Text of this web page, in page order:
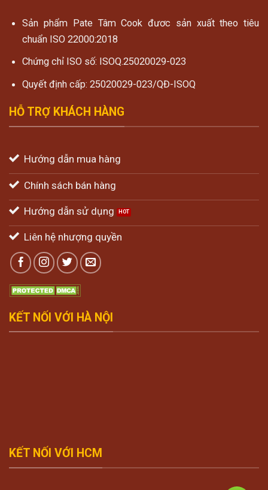
Sản phẩm Pate Tâm Cook đươc sản xuất theo tiêu
chuẩn ISO 22000:2018
Chứng chỉ ISO số: ISOQ.25020029-023
Quyết định cấp: 25020029-023/QĐ-ISOQ
HỖ TRỢ KHÁCH HÀNG
Hướng dẫn mua hàng
Chính sách bán hàng
Hướng dẫn sử dụng
Liên hệ nhượng quyền
KẾT NỐI VỚI HÀ NỘI
KẾT NỐI VỚI HCM